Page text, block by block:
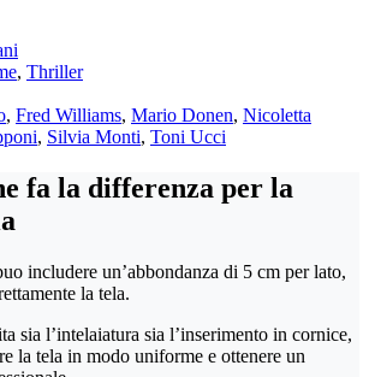
, Thriller
, Fred Williams, Mario Donen, Nicoletta
, Silvia Monti, Toni Ucci
fa la differenza per la
includere un’abbondanza di 5 cm per lato,
la tela.
sia l’intelaiatura sia l’inserimento in cornice,
la tela in modo uniforme e ottenere un